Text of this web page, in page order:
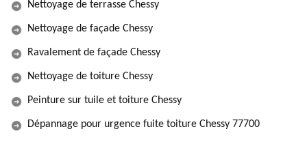
Nettoyage de terrasse Chessy
Nettoyage de façade Chessy
Ravalement de façade Chessy
Nettoyage de toiture Chessy
Peinture sur tuile et toiture Chessy
Dépannage pour urgence fuite toiture Chessy 77700